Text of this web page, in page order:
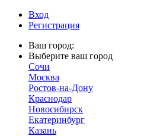
Вход
Регистрация
Ваш город:
Выберите ваш город
Сочи
Москва
Ростов-на-Дону
Краснодар
Новосибирск
Екатеринбург
Казань